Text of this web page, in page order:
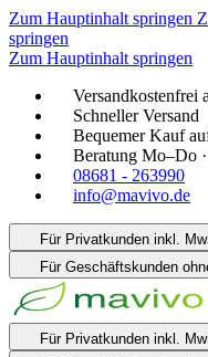
Zum Hauptinhalt springen
springen
Zum Hauptinhalt springen
Versandkostenfrei
Schneller Versand
Bequemer Kauf
Beratung Mo–Do
08681 - 263990
info@mavivo.de
Für Privatkunden inkl.
Für Geschäftskunden
Für Privatkunden inkl.